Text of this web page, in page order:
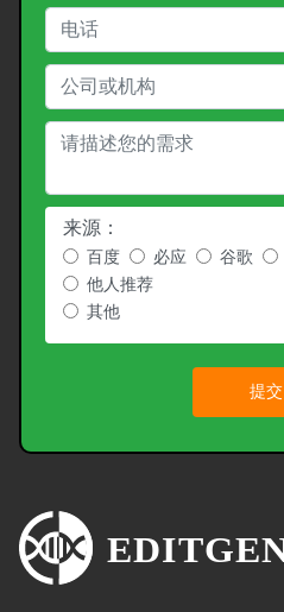
来源：
百度 必应 谷歌
他人推荐
其他
提交